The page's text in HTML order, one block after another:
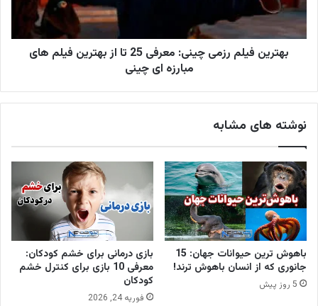
بهترین فیلم رزمی چینی: معرفی 25 تا از بهترین فیلم های
مبارزه ای چینی
نوشته های مشابه
باهوش ترین حیوانات جهان: 15
جانوری که از انسان باهوش ترند!
5 روز پیش
بازی درمانی برای خشم کودکان:
معرفی 10 بازی برای کنترل خشم
کودکان
فوریه 24, 2026